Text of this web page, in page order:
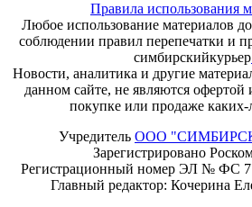
Правила использования
Любое использование материалов
соблюдении правил перепечатки и
симбирскийкурьер
Новости, аналитика и другие
данном сайте, не являются
покупке или продаже каких-
Учредитель ООО
Зарегистрировано
Регистрационный номер ЭЛ № ФС
Главный редактор: Кочерина